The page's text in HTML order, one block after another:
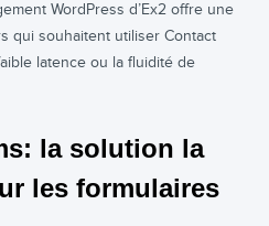
WordPress d’Ex2 offre une
qui souhaitent utiliser Contact
latence ou la fluidité de
la solution la
les formulaires